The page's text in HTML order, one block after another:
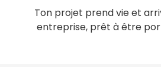
Ton projet prend vie et
entreprise, prêt à être